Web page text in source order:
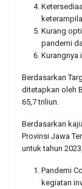
Kurang
pandemi
Kurangnya
Berdasarkan
ditetapkan oleh
65,7 triliun.
Berdasarkan
Provinsi Jawa
untuk tahun
Pandemi
kegiatan